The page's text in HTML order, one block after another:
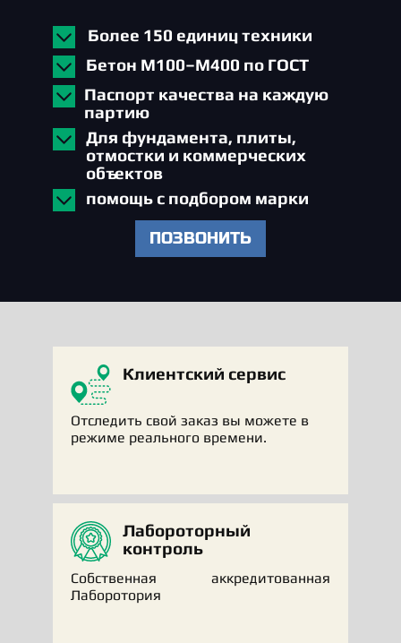
Более 150 единиц техники
Бетон М100–М400 по ГОСТ
Паспорт качества на каждую
партию
Для фундамента, плиты,
отмостки и коммерческих
объектов
помощь с подбором марки
ПОЗВОНИТЬ
Клиентский сервис
Отследить свой заказ вы можете в
режиме реального времени.
Лабороторный
контроль
Собственная аккредитованная
Лаборотория